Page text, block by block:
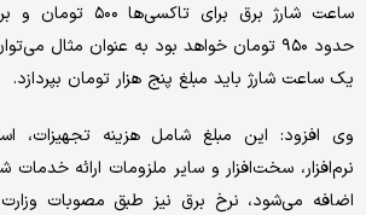
ساعت شارژ برق
حدود ۹۵۰ تومان خواهد بود به عنوان مثال
یک ساعت شارژ باید مبلغ پنج هزار تومان بپردازد.
وی افزود: این مبلغ شامل هزینه تجهیزات،
نرم‌افزار، سخت‌افزار و سایر ملزومات ارائه
اضافه می‌شود، نرخ برق نیز طبق مصوبات وزارت